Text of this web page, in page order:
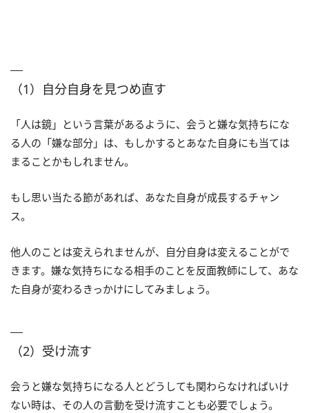
（1）自分自身を見つめ直す
「人は鏡」という言葉があるように、会うと嫌な気持ちにな
る人の「嫌な部分」は、もしかするとあなた自身にも当ては
まることかもしれません。
もし思い当たる節があれば、あなた自身が成長するチャン
ス。
他人のことは変えられませんが、自分自身は変えることがで
きます。嫌な気持ちになる相手のことを反面教師にして、あな
た自身が変わるきっかけにしてみましょう。
（2）受け流す
会うと嫌な気持ちになる人とどうしても関わらなければいけ
ない時は、その人の言動を受け流すことも必要でしょう。